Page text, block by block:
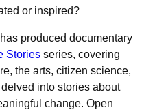
or inspired?
produced documentary
Stories series, covering
the arts, citizen science,
into stories about
change. Open